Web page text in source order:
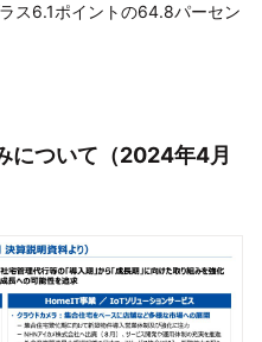
ス6.1ポイントの64.8パーセン
について（2024年4月